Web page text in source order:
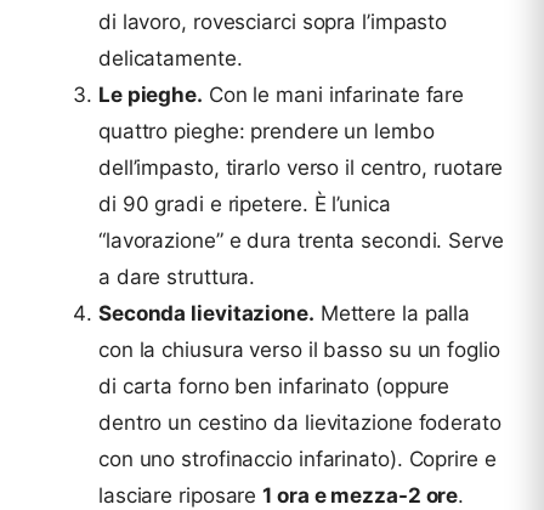
di lavoro, rovesciarci sopra l’impasto
delicatamente.
Le pieghe. Con le mani infarinate fare
quattro pieghe: prendere un lembo
dell’impasto, tirarlo verso il centro, ruotare
di 90 gradi e ripetere. È l’unica
“lavorazione” e dura trenta secondi. Serve
a dare struttura.
Seconda lievitazione. Mettere la palla
con la chiusura verso il basso su un foglio
di carta forno ben infarinato (oppure
dentro un cestino da lievitazione foderato
con uno strofinaccio infarinato). Coprire e
lasciare riposare1 ora e mezza-2 ore.